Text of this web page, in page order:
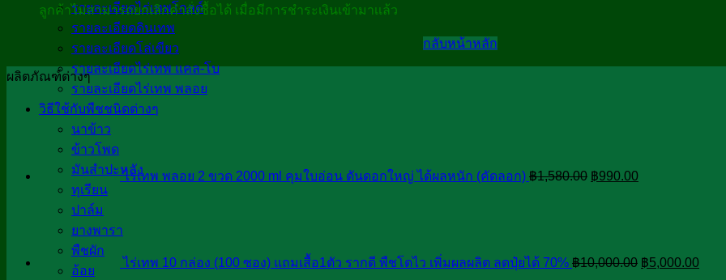
รายละเอียดไร่เทพโกลด์
รายละเอียดดินเทพ
รายละเอียดโล่เขียว
รายละเอียดไร่เทพ แคล-โบ
รายละเอียดไร่เทพ พลอย
วิธีใช้กับพืชชนิดต่างๆ
นาข้าว
ข้าวโพด
มันสำปะหลัง
ทุเรียน
ปาล์ม
ยางพารา
พืชผัก
อ้อย
ลูกค้าไม่สามารถยกเลิกคำสั่งซื้อได้ เมื่อมีการชำระเงินเข้ามาเเล้ว
กลับหน้าหลัก
ผลิตภัณฑ์ต่างๆ
ไร่เทพ พลอย 2 ขวด 2000 ml คุมใบอ่อน ดันดอกใหญ่ ได้ผลหนัก (คัดลอก) ฿1,580.00 ฿1,580.00.
฿990.00
ไร่เทพ 10 กล่อง (100 ซอง) แถมเสื้อ1ตัว รากดี พืชโตไว เพิ่มผลผลิต ลดปุ๋ยได้ 70% ฿10,000.00 ฿10,000.00.
฿5,000.00